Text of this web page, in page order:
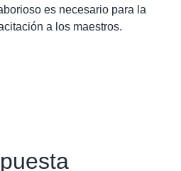
es necesario para la
a los maestros.